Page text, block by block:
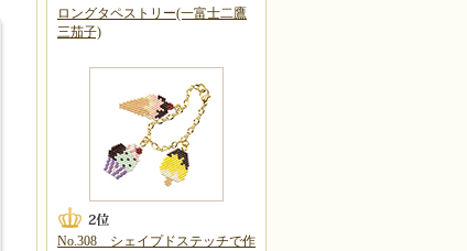
ロングタペストリー(一富士二鷹
三茄子)
No.308 シェイプドステッチで作